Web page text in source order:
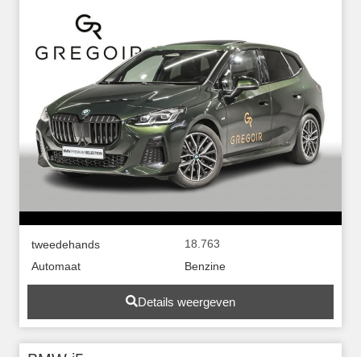
tweedehands
18.763
Automaat
Benzine
Details weergeven